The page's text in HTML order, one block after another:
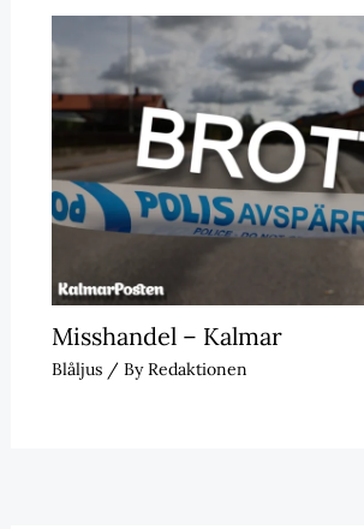
Misshandel – Kalmar
Blåljus/ ByRedaktionen